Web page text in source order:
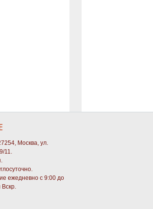
Москва, ул.
11.
ежедневно с 9:00 до